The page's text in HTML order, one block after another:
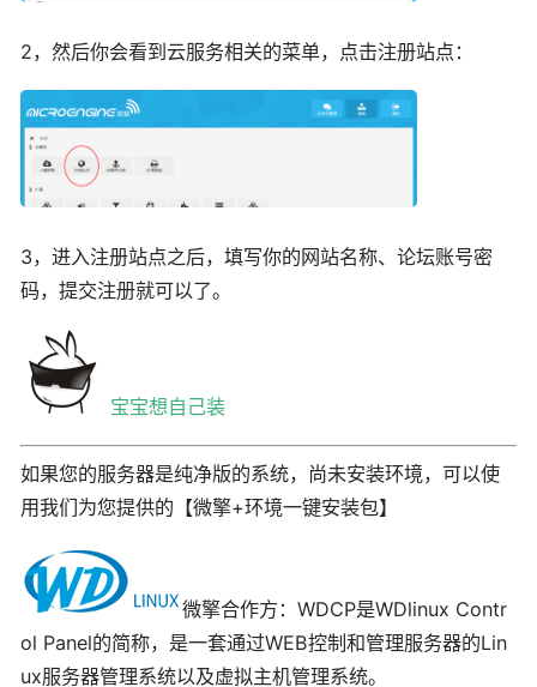
2，然后你会看到云服务相关的菜单，点击注册站点：
3，进入注册站点之后，填写你的网站名称、论坛账号密
码，提交注册就可以了。
宝宝想自己装
如果您的服务器是纯净版的系统，尚未安装环境，可以使
用我们为您提供的【微擎+环境一键安装包】
微擎合作方：WDCP是WDlinux Contr
ol Panel的简称，是一套通过WEB控制和管理服务器的Lin
ux服务器管理系统以及虚拟主机管理系统。